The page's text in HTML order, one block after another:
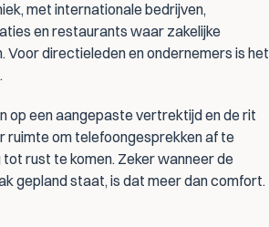
met internationale bedrijven,
en restaurants waar zakelijke
directieleden en ondernemers is het
op een aangepaste vertrektijd en de rit
ruimte om telefoongesprekken af te
rust te komen. Zeker wanneer de
gepland staat, is dat meer dan comfort.